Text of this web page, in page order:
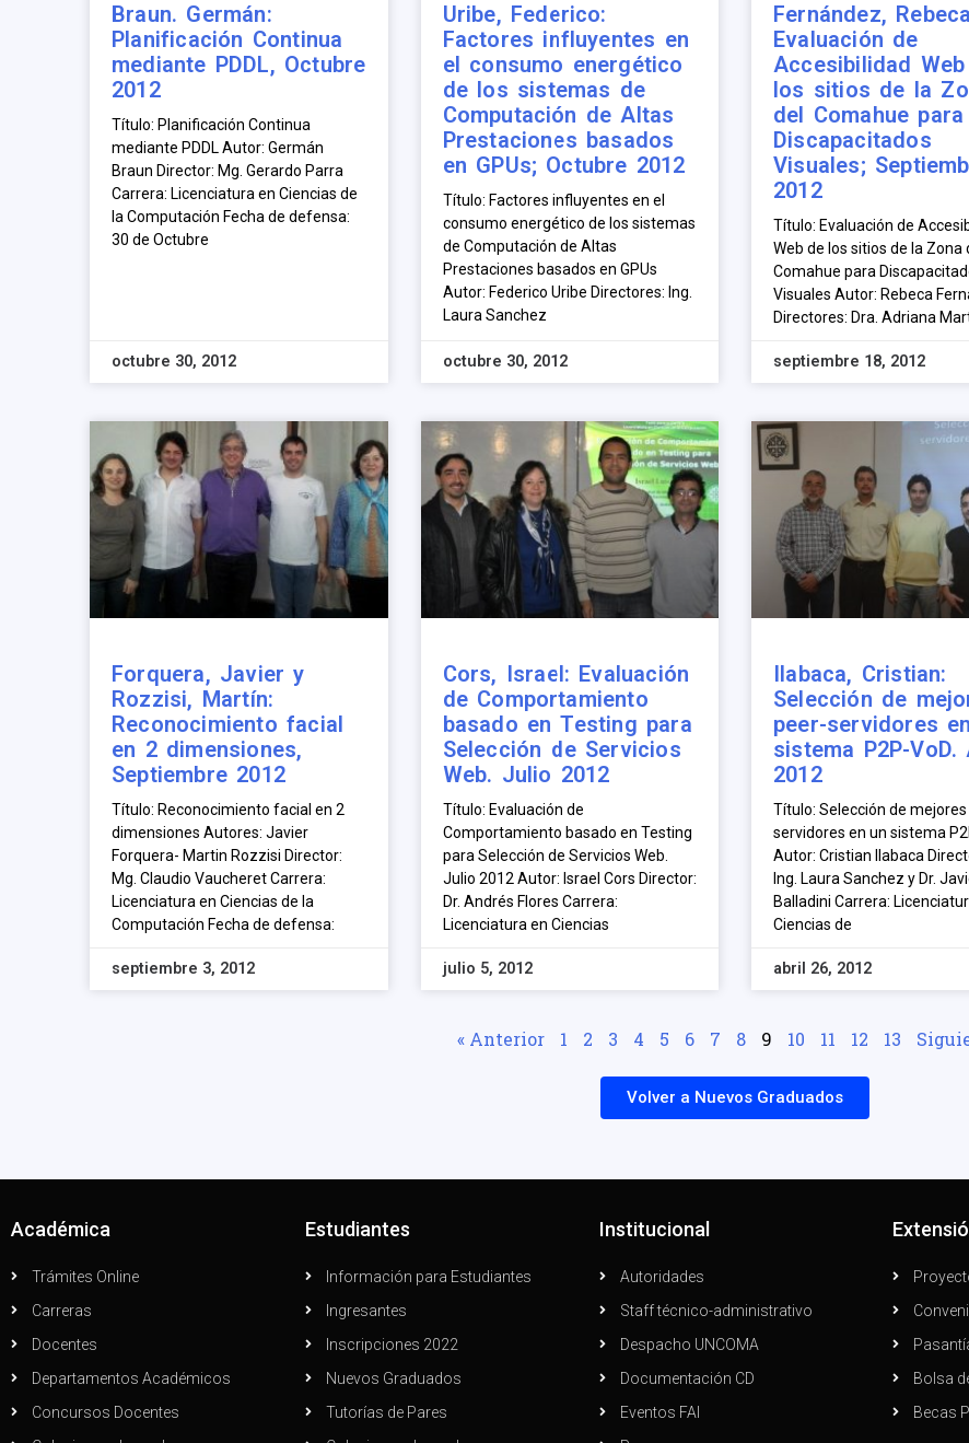
Braun. Germán:
Planificación Continua
mediante PDDL, Octubre
2012
Título: Planificación Continua
mediante PDDL Autor: Germán
Braun Director: Mg. Gerardo Parra
Carrera: Licenciatura en Ciencias de
la Computación Fecha de defensa:
30 de Octubre
octubre 30, 2012
Uribe, Federico:
Factores influyentes en
el consumo energético
de los sistemas de
Computación de Altas
Prestaciones basados
en GPUs; Octubre 2012
Título: Factores influyentes en el
consumo energético de los sistemas
de Computación de Altas
Prestaciones basados en GPUs
Autor: Federico Uribe Directores: Ing.
Laura Sanchez
octubre 30, 2012
Fernández,
Evaluación de
Accesibilidad
los sitios de la
del Comahue para
Discapacitados
Visuales;
2012
Título: Evaluación de
Web de los sitios de la Zona
Comahue para
Visuales Autor: Rebeca
Directores: Dra. Adriana
septiembre 18, 2012
Forquera, Javier y
Rozzisi, Martín:
Reconocimiento facial
en 2 dimensiones,
Septiembre 2012
Título: Reconocimiento facial en 2
dimensiones Autores: Javier
Forquera- Martin Rozzisi Director:
Mg. Claudio Vaucheret Carrera:
Licenciatura en Ciencias de la
Computación Fecha de defensa:
septiembre 3, 2012
Cors, Israel: Evaluación
de Comportamiento
basado en Testing para
Selección de Servicios
Web. Julio 2012
Título: Evaluación de
Comportamiento basado en Testing
para Selección de Servicios Web.
Julio 2012 Autor: Israel Cors Director:
Dr. Andrés Flores Carrera:
Licenciatura en Ciencias
julio 5, 2012
Ilabaca, Cristian:
Selección de
peer-servidores
sistema P2P-VoD.
2012
Título: Selección de
servidores en un sistema
Autor: Cristian Ilabaca
Ing. Laura Sanchez y Dr.
Balladini Carrera:
Ciencias de
abril 26, 2012
« Anterior 1 2 3 4 5 6 7 8 9 10 11 12 13
Volver a Nuevos Graduados
Académica
Trámites Online
Carreras
Docentes
Departamentos Académicos
Concursos Docentes
Estudiantes
Información para Estudiantes
Ingresantes
Inscripciones 2022
Nuevos Graduados
Tutorías de Pares
Institucional
Autoridades
Staff técnico-administrativo
Despacho UNCOMA
Documentación CD
Eventos FAI
Bolsa
Becas